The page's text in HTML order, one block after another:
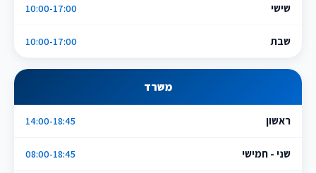
שישי 10:00-17:00
שבת 10:00-17:00
משרד
ראשון 14:00-18:45
שני - חמישי 08:00-18:45